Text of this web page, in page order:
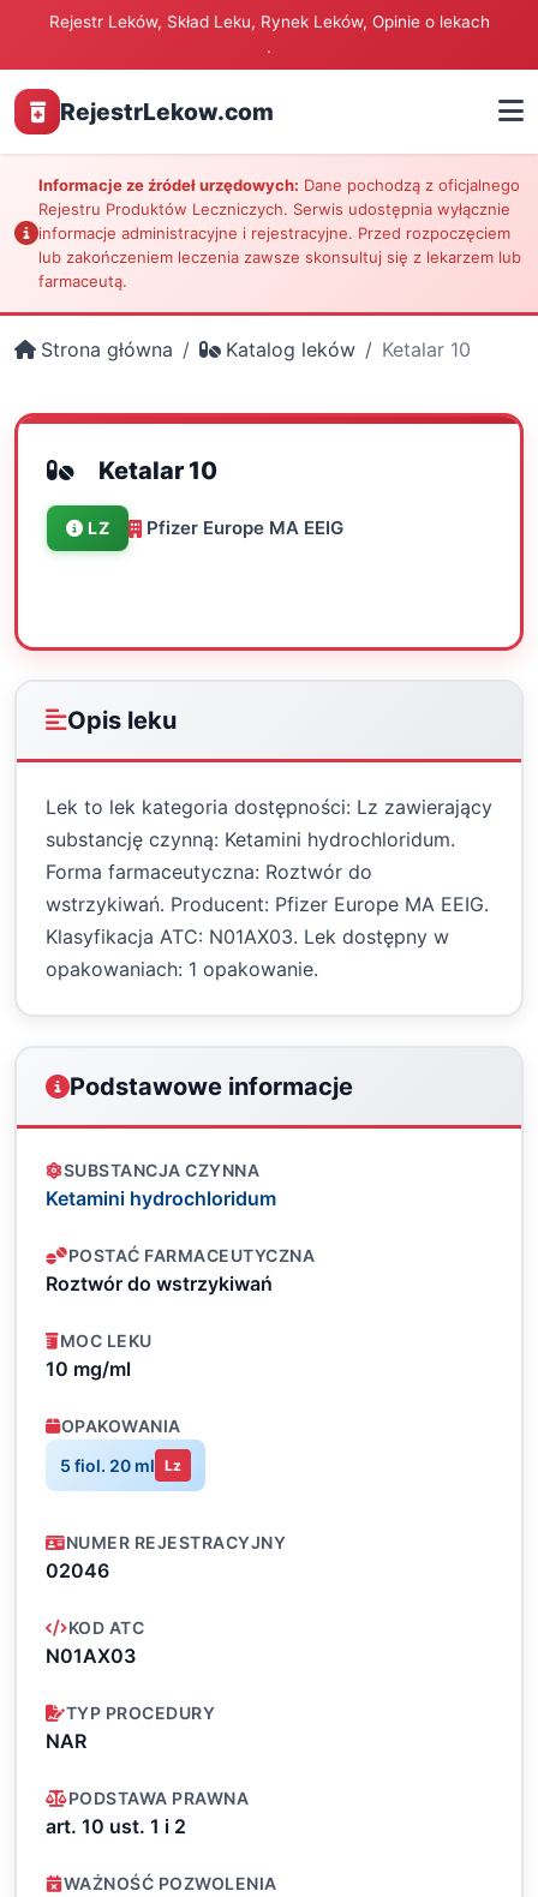
Rejestr Leków, Skład Leku, Rynek Leków, Opinie o lekach
.
RejestrLekow.com
Informacje ze źródeł urzędowych: Dane pochodzą z oficjalnego
Rejestru Produktów Leczniczych. Serwis udostępnia wyłącznie
informacje administracyjne i rejestracyjne. Przed rozpoczęciem
lub zakończeniem leczenia zawsze skonsultuj się z lekarzem lub
farmaceutą.
Strona główna Katalog leków Ketalar 10
Ketalar 10
LZ Pfizer Europe MA EEIG
Opis leku
Lek to lek kategoria dostępności: Lz zawierający
substancję czynną: Ketamini hydrochloridum.
Forma farmaceutyczna: Roztwór do
wstrzykiwań. Producent: Pfizer Europe MA EEIG.
Klasyfikacja ATC: N01AX03. Lek dostępny w
opakowaniach: 1 opakowanie.
Podstawowe informacje
SUBSTANCJA CZYNNA
Ketamini hydrochloridum
POSTAĆ FARMACEUTYCZNA
Roztwór do wstrzykiwań
MOC LEKU
10 mg/ml
OPAKOWANIA
5 fiol. 20 ml Lz
NUMER REJESTRACYJNY
02046
KOD ATC
N01AX03
TYP PROCEDURY
NAR
PODSTAWA PRAWNA
art. 10 ust. 1 i 2
WAŻNOŚĆ POZWOLENIA